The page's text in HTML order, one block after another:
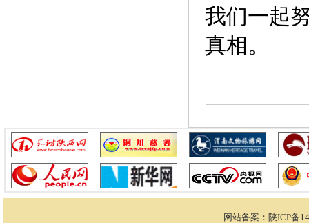
我们一起
真相。
网站备案： 陕ICP备